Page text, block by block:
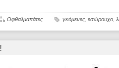
Οφθαλμαπάτες γκόμενες εσώρουχο